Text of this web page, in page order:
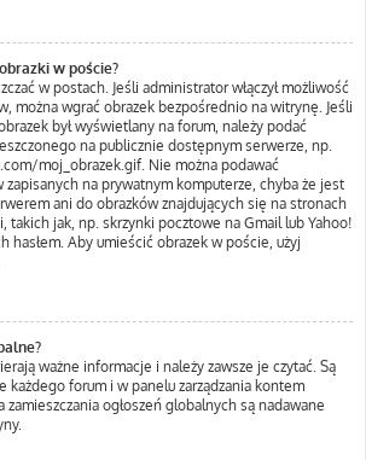
w poście?
w postach. Jeśli administrator włączył możliwość
można wgrać obrazek bezpośrednio na witrynę. Jeśli
był wyświetlany na forum, należy podać
na publicznie dostępnym serwerze, np.
moj_obrazek.gif. Nie można podawać
na prywatnym komputerze, chyba że jest
ani do obrazków znajdujących się na stronach
takich jak, np. skrzynki pocztowe na Gmail lub Yahoo!
hasłem. Aby umieścić obrazek w poście, użyj
ważne informacje i należy zawsze je czytać. Są
każdego forum i w panelu zarządzania kontem
ogłoszeń globalnych są nadawane